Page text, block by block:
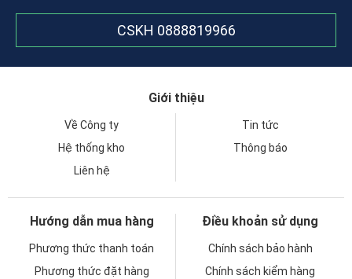
CSKH 0888819966
Giới thiệu
Về Công ty
Tin tức
Hệ thống kho
Thông báo
Liên hệ
Hướng dẫn mua hàng
Phương thức thanh toán
Phương thức đặt hàng
Điều khoản sử dụng
Chính sách bảo hành
Chính sách kiểm hàng